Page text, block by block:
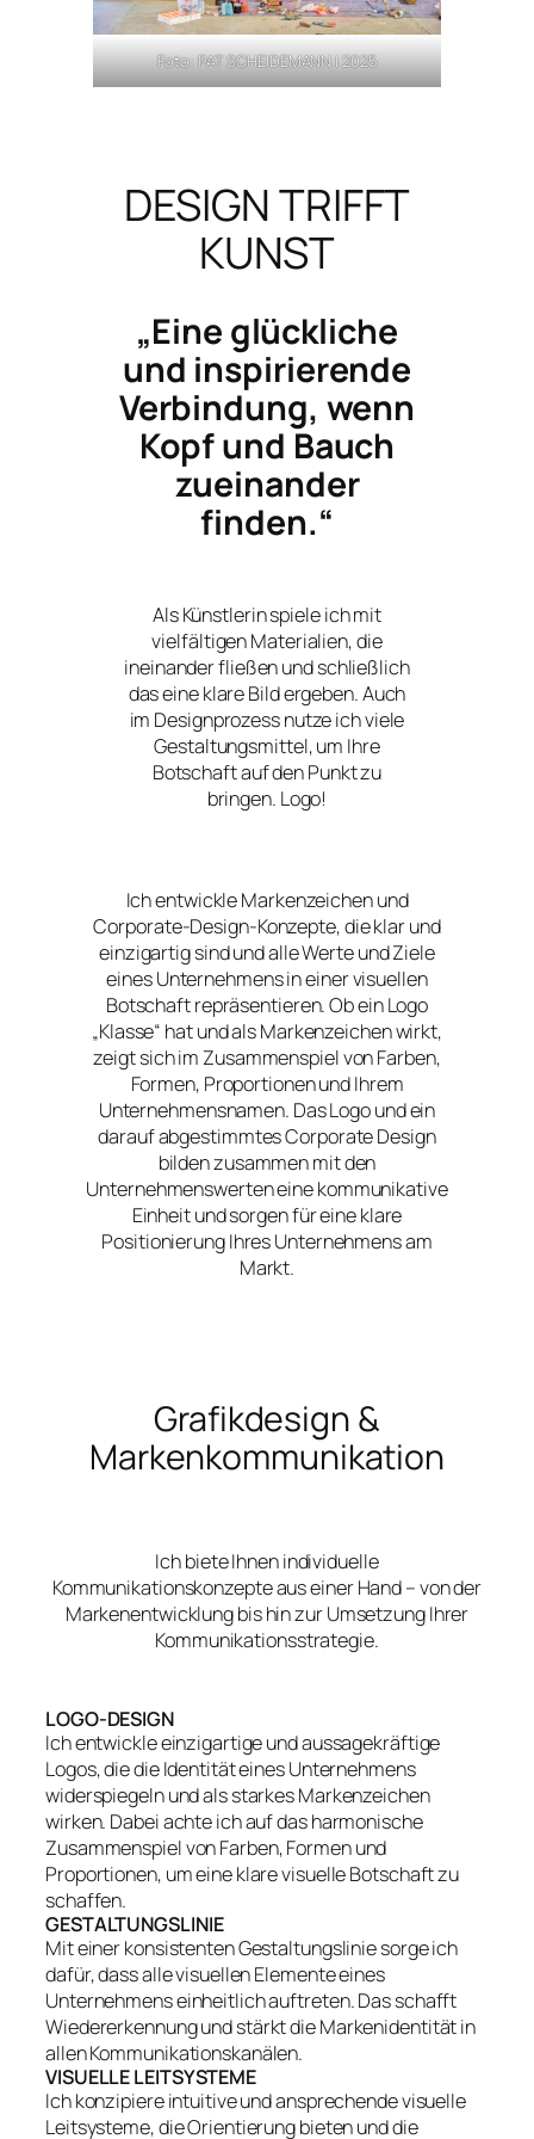
Foto: PAT SCHEIDEMANN | 2025
DESIGN TRIFFT
KUNST
„Eine glückliche
und inspirierende
Verbindung, wenn
Kopf und Bauch
zueinander
finden.“
Als Künstlerin spiele ich mit
vielfältigen Materialien, die
ineinander fließen und schließlich
das eine klare Bild ergeben. Auch
im Designprozess nutze ich viele
Gestaltungsmittel, um Ihre
Botschaft auf den Punkt zu
bringen. Logo!
Ich entwickle Markenzeichen und
Corporate-Design-Konzepte, die klar und
einzigartig sind und alle Werte und Ziele
eines Unternehmens in einer visuellen
Botschaft repräsentieren. Ob ein Logo
„Klasse“ hat und als Markenzeichen wirkt,
zeigt sich im Zusammenspiel von Farben,
Formen, Proportionen und Ihrem
Unternehmensnamen. Das Logo und ein
darauf abgestimmtes Corporate Design
bilden zusammen mit den
Unternehmenswerten eine kommunikative
Einheit und sorgen für eine klare
Positionierung Ihres Unternehmens am
Markt.
Grafikdesign &
Markenkommunikation
Ich biete Ihnen individuelle
Kommunikationskonzepte aus einer Hand – von der
Markenentwicklung bis hin zur Umsetzung Ihrer
Kommunikationsstrategie.
LOGO-DESIGN
Ich entwickle einzigartige und aussagekräftige
Logos, die die Identität eines Unternehmens
widerspiegeln und als starkes Markenzeichen
wirken. Dabei achte ich auf das harmonische
Zusammenspiel von Farben, Formen und
Proportionen, um eine klare visuelle Botschaft zu
schaffen.
GESTALTUNGSLINIE
Mit einer konsistenten Gestaltungslinie sorge ich
dafür, dass alle visuellen Elemente eines
Unternehmens einheitlich auftreten. Das schafft
Wiedererkennung und stärkt die Markenidentität in
allen Kommunikationskanälen.
VISUELLE LEITSYSTEME
Ich konzipiere intuitive und ansprechende visuelle
Leitsysteme, die Orientierung bieten und die